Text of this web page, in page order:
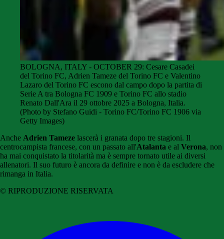
BOLOGNA, ITALY - OCTOBER 29: Cesare Casadei
del Torino FC, Adrien Tameze del Torino FC e Valentino
Lazaro del Torino FC escono dal campo dopo la partita di
Serie A tra Bologna FC 1909 e Torino FC allo stadio
Renato Dall'Ara il 29 ottobre 2025 a Bologna, Italia.
(Photo by Stefano Guidi - Torino FC/Torino FC 1906 via
Getty Images)
Anche Adrien Tameze lascerà i granata dopo tre stagioni. Il
centrocampista francese, con un passato all'Atalanta e al Verona, non
ha mai conquistato la titolarità ma è sempre tornato utile ai diversi
allenatori. Il suo futuro è ancora da definire e non è da escludere che
rimanga in Italia.
© RIPRODUZIONE RISERVATA